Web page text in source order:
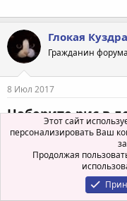
Глокая Куздра
Гражданин форума
8 Июл 2017
Наберите рис в
Если увидите
случае
Мы уже не раз писали
подделывают. Речь
последнем мы
Этот сайт
персонализировать Ваш
Продолжая